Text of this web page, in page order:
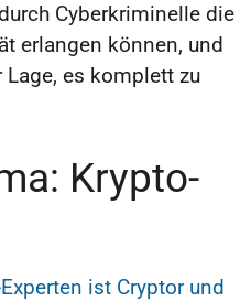
Cyberkriminelle die
erlangen können, und
es komplett zu
Krypto-
ist Cryptor und